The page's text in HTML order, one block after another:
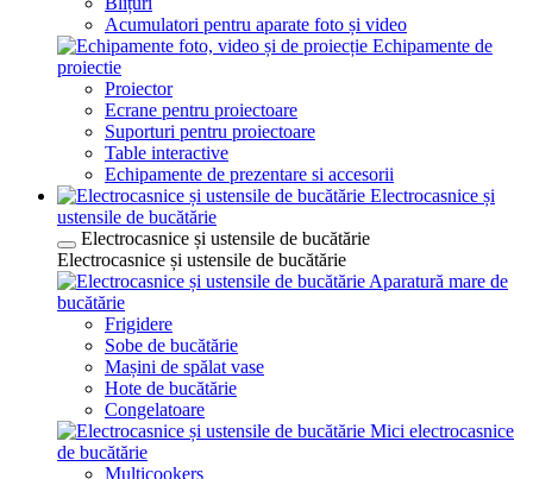
Acumulatori pentru aparate foto și video
Echipamente de
proiectie
Proiector
Ecrane pentru proiectoare
Suporturi pentru proiectoare
Table interactive
Echipamente de prezentare si accesorii
Electrocasnice și
ustensile de bucătărie
Electrocasnice și ustensile de bucătărie
Electrocasnice și ustensile de bucătărie
Aparatură mare de
bucătărie
Frigidere
Sobe de bucătărie
Mașini de spălat vase
Hote de bucătărie
Congelatoare
Mici electrocasnice
de bucătărie
Multicookers